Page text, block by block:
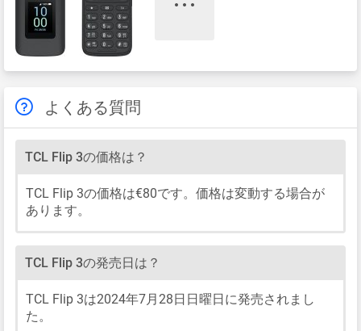
よくある質問
TCL Flip 3の価格は？
TCL Flip 3の価格は€80です。価格は変動する場合が
あります。
TCL Flip 3の発売日は？
TCL Flip 3は2024年7月28日日曜日に発売されまし
た。